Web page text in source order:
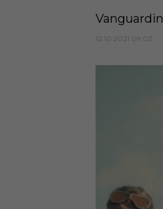
12.10.2021 09:02